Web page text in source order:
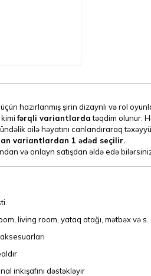
hazırlanmış şirin dizaynlı və rol
kimifərqli variantlardatəqdim olunur.
ailə həyatını canlandıraraq
variantlardan 1 ədəd seçilir.
və onlayn satışdan əldə edə
living room, yataq otağı, mətbəx və s.
inkişafını dəstəkləyir